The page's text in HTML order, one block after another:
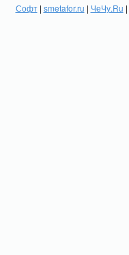
Софт| smetafor.ru | ЧеЧу.Ru |